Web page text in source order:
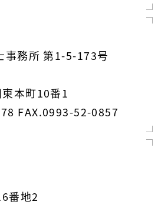
事務所 第1-5-173号
本町10番1
FAX.0993-52-0857
番地2